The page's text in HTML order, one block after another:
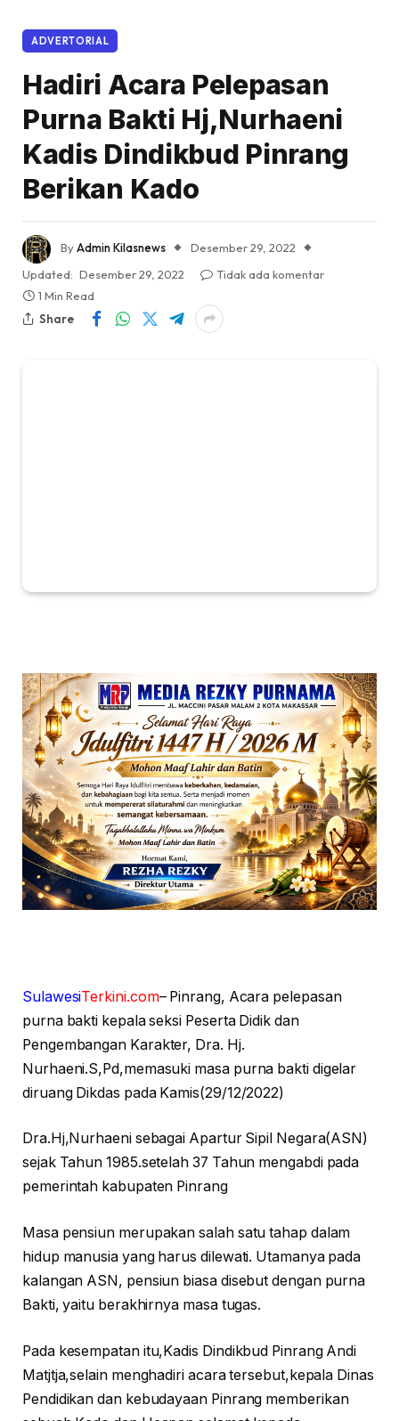
ADVERTORIAL
Hadiri Acara Pelepasan
Purna Bakti Hj,Nurhaeni
Kadis Dindikbud Pinrang
Berikan Kado
ByAdmin Kilasnews
Desember 29, 2022
Updated: Desember 29, 2022
Tidak ada komentar
1 Min Read
Share
SulawesiTerkini.com– Pinrang, Acara pelepasan
purna bakti kepala seksi Peserta Didik dan
Pengembangan Karakter, Dra. Hj.
Nurhaeni.S,Pd,memasuki masa purna bakti digelar
diruang Dikdas pada Kamis(29/12/2022)
Dra.Hj,Nurhaeni sebagai Apartur Sipil Negara(ASN)
sejak Tahun 1985.setelah 37 Tahun mengabdi pada
pemerintah kabupaten Pinrang
Masa pensiun merupakan salah satu tahap dalam
hidup manusia yang harus dilewati. Utamanya pada
kalangan ASN, pensiun biasa disebut dengan purna
Bakti, yaitu berakhirnya masa tugas.
Pada kesempatan itu,Kadis Dindikbud Pinrang Andi
Matjtja,selain menghadiri acara tersebut,kepala Dinas
Pendidikan dan kebudayaan Pinrang memberikan